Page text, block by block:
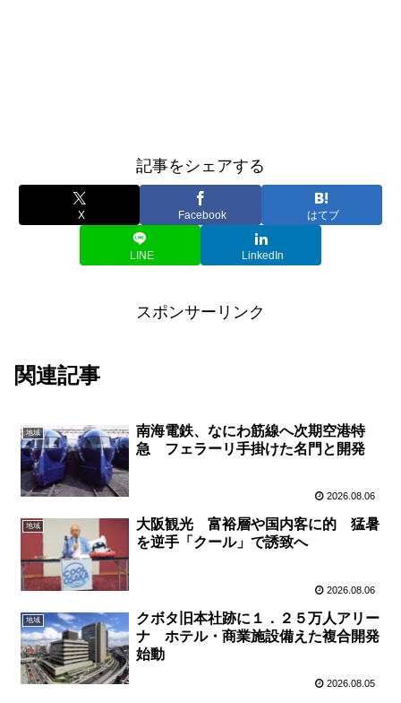
記事をシェアする
X Facebook はてブ
LINE LinkedIn
スポンサーリンク
関連記事
地域
南海電鉄、なにわ筋線へ次期空港特
急 フェラーリ手掛けた名門と開発
2026.08.06
地域
大阪観光 富裕層や国内客に的 猛暑
を逆手「クール」で誘致へ
2026.08.06
地域
クボタ旧本社跡に１．２５万人アリー
ナ ホテル・商業施設備えた複合開発
始動
2026.08.05